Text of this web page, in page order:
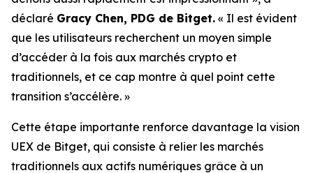
déclaré Gracy Chen, PDG de Bitget. « Il est évident
que les utilisateurs recherchent un moyen simple
d’accéder à la fois aux marchés crypto et
traditionnels, et ce cap montre à quel point cette
transition s’accélère. »
Cette étape importante renforce davantage la vision
UEX de Bitget, qui consiste à relier les marchés
traditionnels aux actifs numériques grâce à un